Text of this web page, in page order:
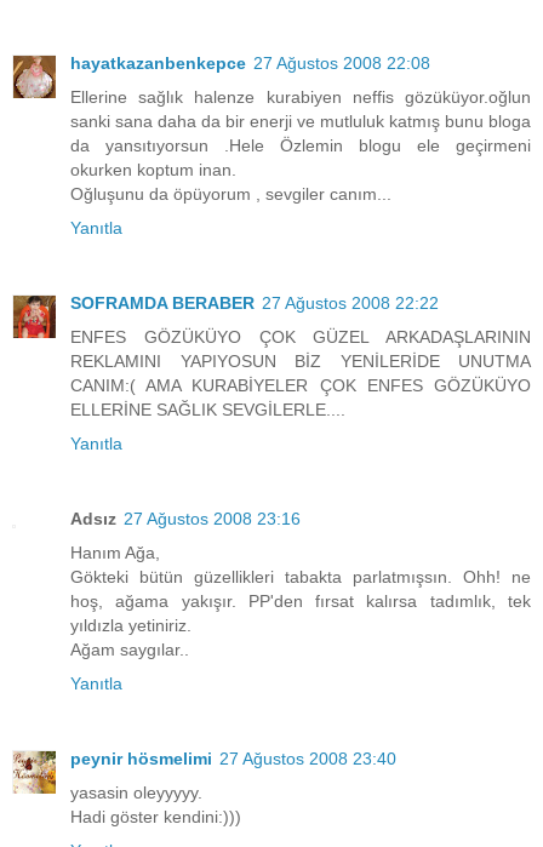
hayatkazanbenkepce 27 Ağustos 2008 22:08
Ellerine sağlık halenze kurabiyen neffis gözüküyor.oğlun
sanki sana daha da bir enerji ve mutluluk katmış bunu bloga
da yansıtıyorsun .Hele Özlemin blogu ele geçirmeni
okurken koptum inan.
Oğluşunu da öpüyorum , sevgiler canım...
Yanıtla
SOFRAMDA BERABER 27 Ağustos 2008 22:22
ENFES GÖZÜKÜYO ÇOK GÜZEL ARKADAŞLARININ
REKLAMINI YAPIYOSUN BİZ YENİLERİDE UNUTMA
CANIM:( AMA KURABİYELER ÇOK ENFES GÖZÜKÜYO
ELLERİNE SAĞLIK SEVGİLERLE....
Yanıtla
Adsız 27 Ağustos 2008 23:16
Hanım Ağa,
Gökteki bütün güzellikleri tabakta parlatmışsın. Ohh! ne
hoş, ağama yakışır. PP'den fırsat kalırsa tadımlık, tek
yıldızla yetiniriz.
Ağam saygılar..
Yanıtla
peynir hösmelimi 27 Ağustos 2008 23:40
yasasin oleyyyyy.
Hadi göster kendini:)))